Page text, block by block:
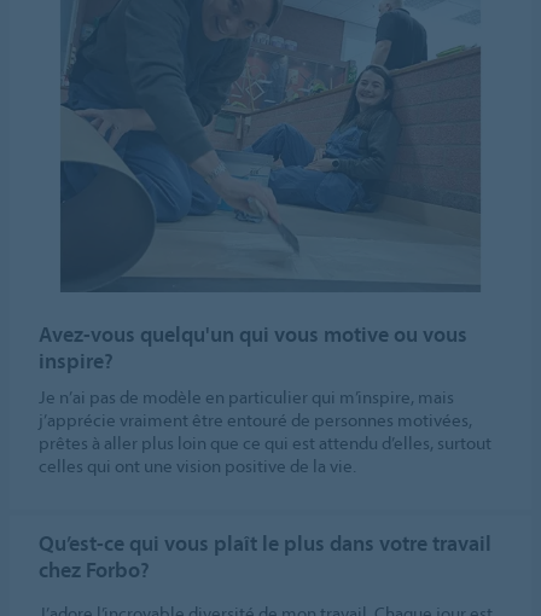
Avez-vous quelqu'un qui vous motive ou vous
inspire?
Je n’ai pas de modèle en particulier qui m’inspire, mais
j’apprécie vraiment être entouré de personnes motivées,
prêtes à aller plus loin que ce qui est attendu d’elles, surtout
celles qui ont une vision positive de la vie.
Qu’est-ce qui vous plaît le plus dans votre travail
chez Forbo?